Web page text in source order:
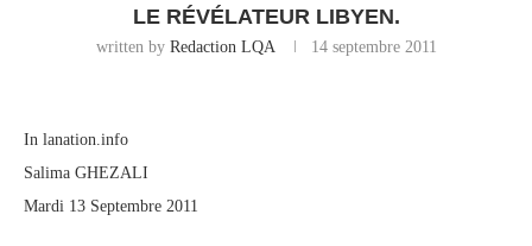
LE RÉVÉLATEUR LIBYEN.
written by Redaction LQA 14 septembre 2011
In lanation.info
Salima GHEZALI
Mardi 13 Septembre 2011